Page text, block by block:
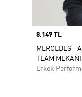
Price
8.149 TL
MERCEDES -
TEAM
Erkek